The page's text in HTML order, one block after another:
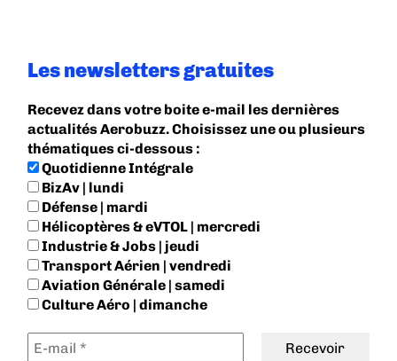
Les newsletters gratuites
Recevez dans votre boite e-mail les dernières
actualités Aerobuzz. Choisissez une ou plusieurs
thématiques ci-dessous :
Quotidienne Intégrale
BizAv | lundi
Défense | mardi
Hélicoptères & eVTOL | mercredi
Industrie & Jobs | jeudi
Transport Aérien | vendredi
Aviation Générale | samedi
Culture Aéro | dimanche